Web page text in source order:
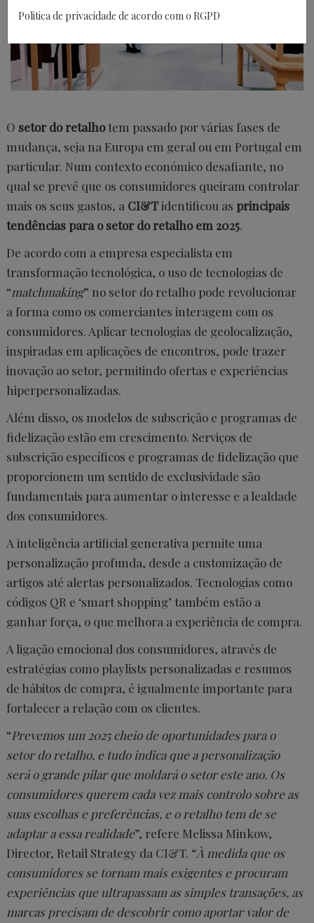
O setor do retalhotem passado por várias fases de
mudança, seja na Europa em geral ou em Portugal em
particular. Num contexto económico desafiante, no
qual se prevê que os consumidores queiram controlar
mais os seus gastos, a CI&Tidentificou as principais
tendências para o setor do retalho em 2025.
De acordo com a empresa especialista em
transformação tecnológica, o uso de tecnologias de
“matchmaking” no setor do retalho pode revolucionar
a forma como os comerciantes interagem com os
consumidores. Aplicar tecnologias de geolocalização,
inspiradas em aplicações de encontros, pode trazer
inovação ao setor, permitindo ofertas e experiências
hiperpersonalizadas.
Além disso, os modelos de subscrição e programas de
fidelização estão em crescimento. Serviços de
subscrição específicos e programas de fidelização que
proporcionem um sentido de exclusividade são
fundamentais para aumentar o interesse e a lealdade
dos consumidores.
A inteligência artificial generativa permite uma
personalização profunda, desde a customização de
artigos até alertas personalizados. Tecnologias como
códigos QR e ‘smart shopping’ também estão a
ganhar força, o que melhora a experiência de compra.
A ligação emocional dos consumidores, através de
estratégias como playlists personalizadas e resumos
de hábitos de compra, é igualmente importante para
fortalecer a relação com os clientes.
“Prevemos um 2025 cheio de oportunidades para o
setor do retalho, e tudo indica que a personalização
será o grande pilar que moldará o setor este ano. Os
consumidores querem cada vez mais controlo sobre as
suas escolhas e preferências, e o retalho tem de se
adaptar a essa realidade”, refere Melissa Minkow,
Director, Retail Strategy da CI&T. “À medida que os
consumidores se tornam mais exigentes e procuram
experiências que ultrapassam as simples transações, as
marcas precisam de descobrir como aportar valor de
Politica de privacidade de acordo com o RGPD